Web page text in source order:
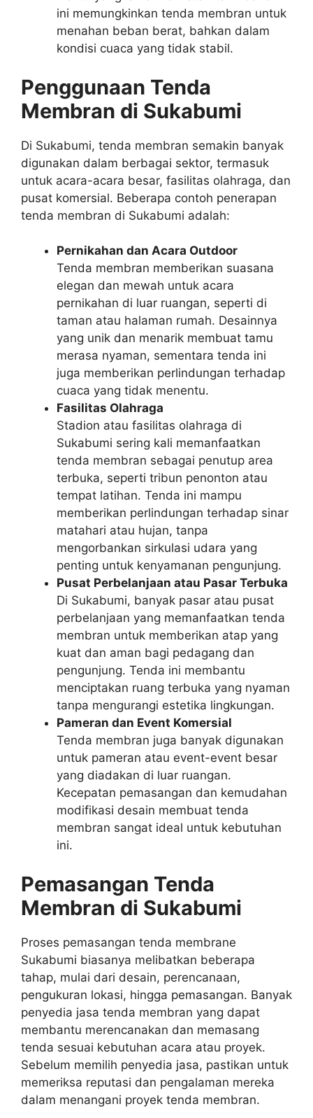
ini memungkinkan tenda membran untuk
menahan beban berat, bahkan dalam
kondisi cuaca yang tidak stabil.
Penggunaan Tenda
Membran di Sukabumi
Di Sukabumi, tenda membran semakin banyak
digunakan dalam berbagai sektor, termasuk
untuk acara-acara besar, fasilitas olahraga, dan
pusat komersial. Beberapa contoh penerapan
tenda membran di Sukabumi adalah:
Pernikahan dan Acara Outdoor
Tenda membran memberikan suasana
elegan dan mewah untuk acara
pernikahan di luar ruangan, seperti di
taman atau halaman rumah. Desainnya
yang unik dan menarik membuat tamu
merasa nyaman, sementara tenda ini
juga memberikan perlindungan terhadap
cuaca yang tidak menentu.
Fasilitas Olahraga
Stadion atau fasilitas olahraga di
Sukabumi sering kali memanfaatkan
tenda membran sebagai penutup area
terbuka, seperti tribun penonton atau
tempat latihan. Tenda ini mampu
memberikan perlindungan terhadap sinar
matahari atau hujan, tanpa
mengorbankan sirkulasi udara yang
penting untuk kenyamanan pengunjung.
Pusat Perbelanjaan atau Pasar Terbuka
Di Sukabumi, banyak pasar atau pusat
perbelanjaan yang memanfaatkan tenda
membran untuk memberikan atap yang
kuat dan aman bagi pedagang dan
pengunjung. Tenda ini membantu
menciptakan ruang terbuka yang nyaman
tanpa mengurangi estetika lingkungan.
Pameran dan Event Komersial
Tenda membran juga banyak digunakan
untuk pameran atau event-event besar
yang diadakan di luar ruangan.
Kecepatan pemasangan dan kemudahan
modifikasi desain membuat tenda
membran sangat ideal untuk kebutuhan
ini.
Pemasangan Tenda
Membran di Sukabumi
Proses pemasangan tenda membrane
Sukabumi biasanya melibatkan beberapa
tahap, mulai dari desain, perencanaan,
pengukuran lokasi, hingga pemasangan. Banyak
penyedia jasa tenda membran yang dapat
membantu merencanakan dan memasang
tenda sesuai kebutuhan acara atau proyek.
Sebelum memilih penyedia jasa, pastikan untuk
memeriksa reputasi dan pengalaman mereka
dalam menangani proyek tenda membran.